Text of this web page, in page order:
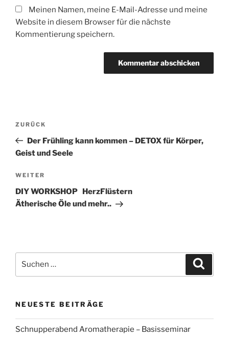
Meinen Namen, meine E-Mail-Adresse und meine
Website in diesem Browser für die nächste
Kommentierung speichern.
Beitragsnavigation
Vorheriger
Beitrag
ZURÜCK
Der Frühling kann kommen – DETOX für Körper,
Geist und Seele
Nächster
Beitrag
WEITER
DIY WORKSHOP HerzFlüstern
Ätherische Öle und mehr..
nach:
NEUESTE BEITRÄGE
Schnupperabend Aromatherapie – Basisseminar